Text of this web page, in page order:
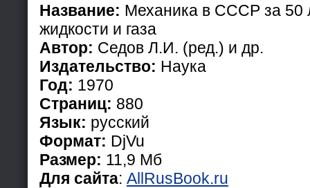
Название: Механика в СССР за 50
жидкости и газа
Автор: Седов Л.И. (ред.) и др.
Издательство: Наука
Год: 1970
Страниц: 880
Язык: русский
Формат: DjVu
Размер: 11,9 Мб
Для сайта: AllRusBook.ru